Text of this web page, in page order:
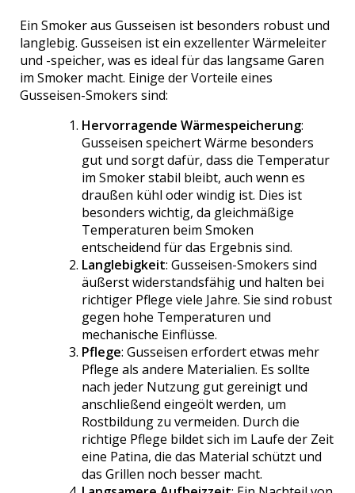
Ein Smoker aus Gusseisen ist besonders robust und
langlebig. Gusseisen ist ein exzellenter Wärmeleiter
und -speicher, was es ideal für das langsame Garen
im Smoker macht. Einige der Vorteile eines
Gusseisen-Smokers sind:
Hervorragende Wärmespeicherung:
Gusseisen speichert Wärme besonders
gut und sorgt dafür, dass die Temperatur
im Smoker stabil bleibt, auch wenn es
draußen kühl oder windig ist. Dies ist
besonders wichtig, da gleichmäßige
Temperaturen beim Smoken
entscheidend für das Ergebnis sind.
Langlebigkeit: Gusseisen-Smokers sind
äußerst widerstandsfähig und halten bei
richtiger Pflege viele Jahre. Sie sind robust
gegen hohe Temperaturen und
mechanische Einflüsse.
Pflege: Gusseisen erfordert etwas mehr
Pflege als andere Materialien. Es sollte
nach jeder Nutzung gut gereinigt und
anschließend eingeölt werden, um
Rostbildung zu vermeiden. Durch die
richtige Pflege bildet sich im Laufe der Zeit
eine Patina, die das Material schützt und
das Grillen noch besser macht.